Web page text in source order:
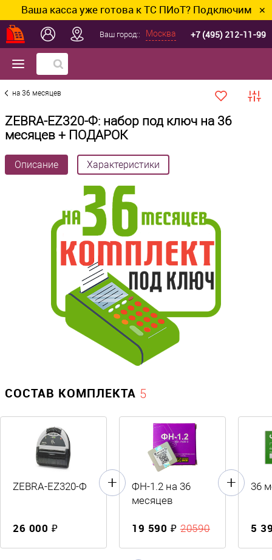
касса уже готова к ТС ПИоТ? Подключим и ✕
Ваш город:: Москва +7 (495) 212-11-99
на 36 месяцев
ZEBRA-EZ320-Ф: набор под ключ на 36
месяцев + ПОДАРОК
Описание Характеристики
СОСТАВ КОМПЛЕКТА 5
ZEBRA-EZ320-Ф
26 000 ₽
ФН-1.2 на 36
месяцев
19 590 ₽20590
36
5